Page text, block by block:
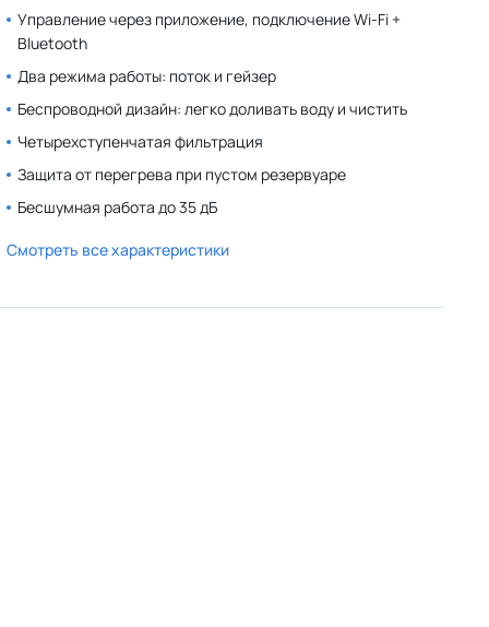
Управление через приложение, подключение Wi-Fi +
Bluetooth
Два режима работы: поток и гейзер
Беспроводной дизайн: легко доливать воду и чистить
Четырехступенчатая фильтрация
Защита от перегрева при пустом резервуаре
Бесшумная работа до 35 дБ
Смотреть все характеристики